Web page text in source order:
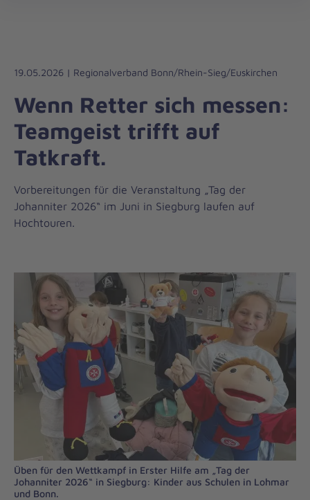
19.05.2026 | Regionalverband Bonn/Rhein-Sieg/Euskirchen
Wenn Retter sich messen:
Teamgeist trifft auf
Tatkraft.
Vorbereitungen für die Veranstaltung „Tag der
Johanniter 2026“ im Juni in Siegburg laufen auf
Hochtouren.
Üben für den Wettkampf in Erster Hilfe am „Tag der
Johanniter 2026“ in Siegburg: Kinder aus Schulen in Lohmar
und Bonn.